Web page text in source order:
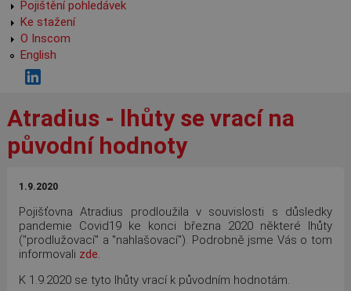
Pojištění pohledávek
Ke stažení
O Inscom
English
Atradius - lhůty se vrací na
původní hodnoty
1.9.2020
Pojišťovna Atradius prodloužila v souvislosti s důsledky
pandemie Covid19 ke konci března 2020 některé lhůty
("prodlužovací" a "nahlašovací"). Podrobně jsme Vás o tom
informovali zde
K 1.9.2020 se tyto lhůty vrací k původním hodnotám.